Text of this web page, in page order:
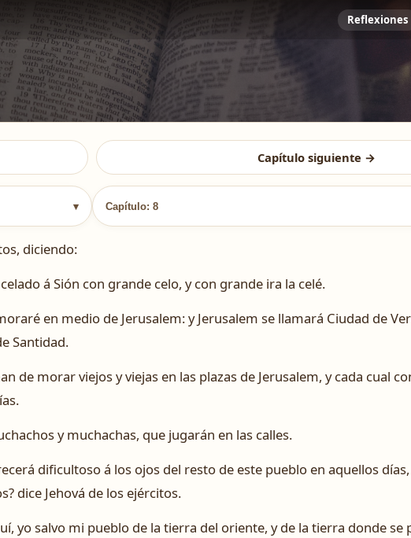
Reflexiones
Capítulo siguiente →
▾ Capítulo: 8
diciendo:
á Sión con grande celo, y con grande ira la celé.
en medio de Jerusalem: y Jerusalem se llamará Ciudad de
Santidad.
de morar viejos y viejas en las plazas de Jerusalem, y cada cual
y muchachas, que jugarán en las calles.
dificultoso á los ojos del resto de este pueblo en aquellos días,
dice Jehová de los ejércitos.
yo salvo mi pueblo de la tierra del oriente, y de la tierra donde se